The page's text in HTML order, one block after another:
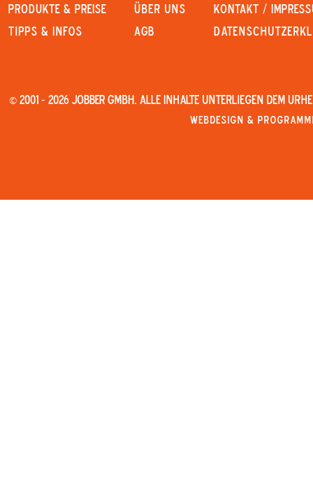
PRODUKTE & PREISE
Tipps & Infos
Über uns
AGB
KONTAKT /
© 2001 - 2026 JOBBER GmbH. Alle Inhalte unterliegen dem
Webdesign &